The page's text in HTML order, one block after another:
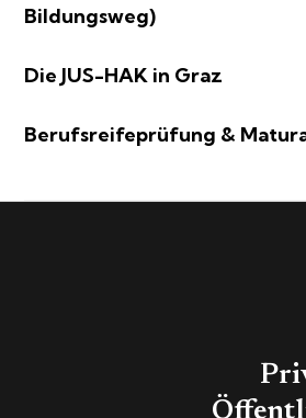
Bildungsweg)
Die JUS-HAK in Graz
Berufsreifeprüfung &